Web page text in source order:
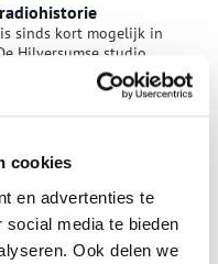
cookies
en advertenties te
media te bieden
Ook delen we
sinds kort mogelijk in
Hilversumse studio
jaren deels
om plaats te bieden aan
De kenmerkende
complex de